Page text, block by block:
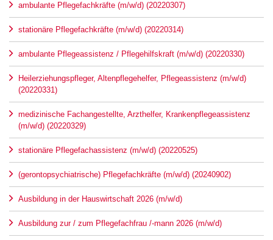
ambulante Pflegefachkräfte (m/w/d) (20220307)
stationäre Pflegefachkräfte (m/w/d) (20220314)
ambulante Pflegeassistenz / Pflegehilfskraft (m/w/d) (20220330)
Heilerziehungspfleger, Altenpflegehelfer, Pflegeassistenz (m/w/d)
(20220331)
medizinische Fachangestellte, Arzthelfer, Krankenpflegeassistenz
(m/w/d) (20220329)
stationäre Pflegefachassistenz (m/w/d) (20220525)
(gerontopsychiatrische) Pflegefachkräfte (m/w/d) (20240902)
Ausbildung in der Hauswirtschaft 2026 (m/w/d)
Ausbildung zur / zum Pflegefachfrau /-mann 2026 (m/w/d)